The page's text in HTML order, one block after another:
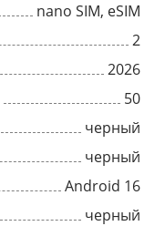
nano SIM, eSIM
2
2026
50
черный
черный
Android 16
черный